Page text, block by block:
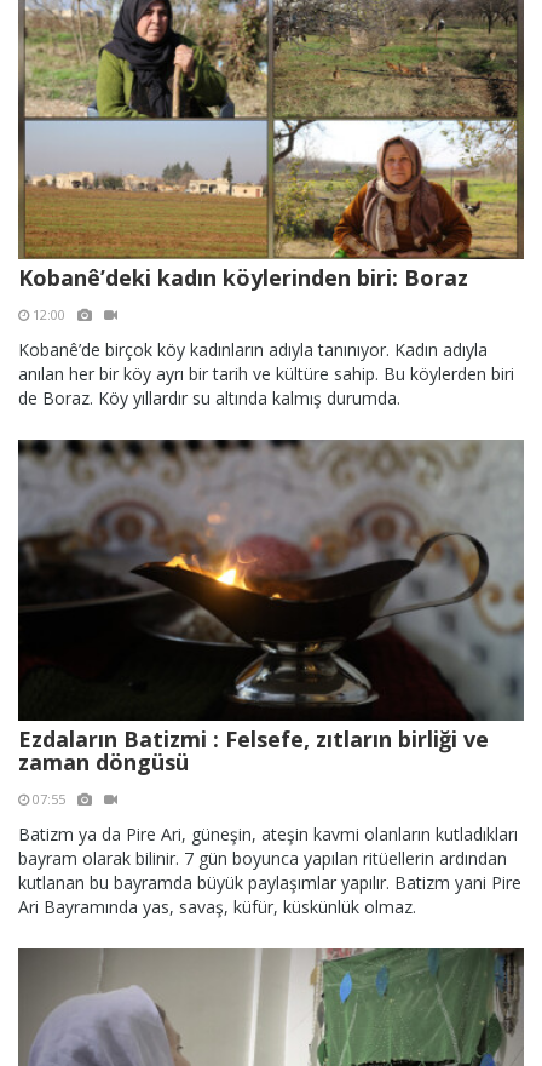
Kobanê’deki kadın köylerinden biri: Boraz
12:00
Kobanê’de birçok köy kadınların adıyla tanınıyor. Kadın adıyla
anılan her bir köy ayrı bir tarih ve kültüre sahip. Bu köylerden biri
de Boraz. Köy yıllardır su altında kalmış durumda.
Ezdaların Batizmi : Felsefe, zıtların birliği ve
zaman döngüsü
07:55
Batizm ya da Pire Ari, güneşin, ateşin kavmi olanların kutladıkları
bayram olarak bilinir. 7 gün boyunca yapılan ritüellerin ardından
kutlanan bu bayramda büyük paylaşımlar yapılır. Batizm yani Pire
Ari Bayramında yas, savaş, küfür, küskünlük olmaz.